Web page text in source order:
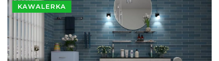
KAWALERKA